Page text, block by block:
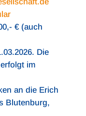
€ (auch
Die
im
an die Erich
Blutenburg,